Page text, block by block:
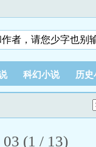
科幻小说 历史
03 (1 / 13)